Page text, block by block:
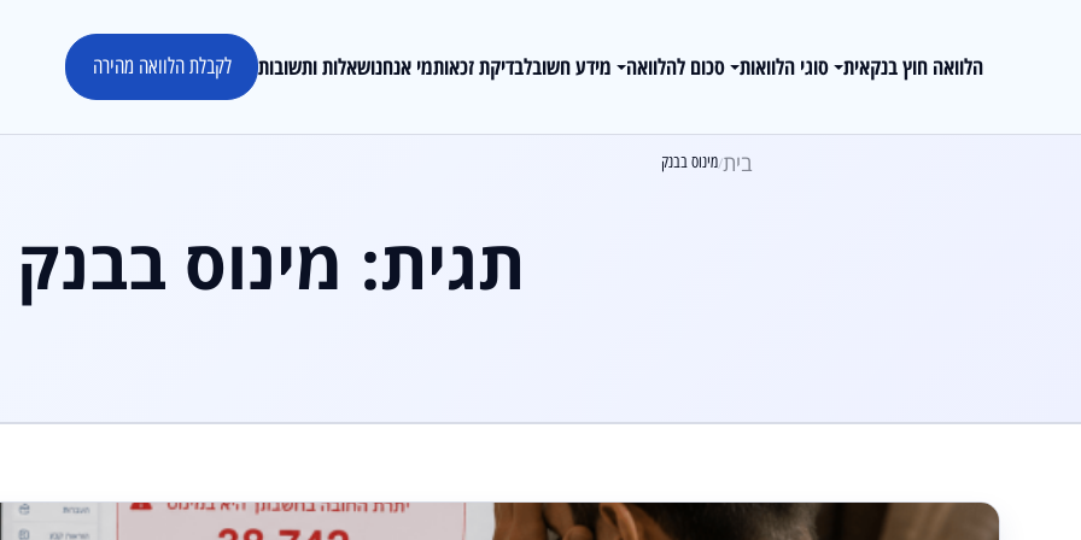
הלוואה חוץ בנקאית סוגי הלוואות סכום להלוואה מידע חשובלבדיקת זכאותמי אנחנושאלות ותשובות לקבלת הלוואה מהירה
בית/מינוס בבנק
תגית: מינוס בבנק